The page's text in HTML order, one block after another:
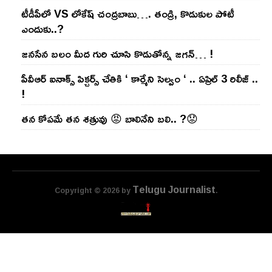
టీడీపీలో VS లోకేష్ చంద్ర‌బాబు…. తండ్రి, కొడుకుల పోటీ
ఎందుకు..?
జ‌న‌సేన బ‌లం మీద గురి చూసి కొడుతోన్న జ‌గ‌న్‌… !
పీవీఆర్ ఐనాక్స్ పిక్చర్స్ చేతికి ‘ కార్మేని సెల్వం ‘ .. ఏప్రిల్ 3 రిలీజ్ ..
!
తన కోపమే తన శత్రువు 😡 బాలినేని బలి.. ?😟
Copyright © 2026 byTelugu Journalist.